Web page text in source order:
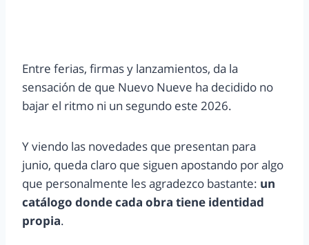
Entre ferias, firmas y lanzamientos, da la
sensación de que Nuevo Nueve ha decidido no
bajar el ritmo ni un segundo este 2026.
Y viendo las novedades que presentan para
junio, queda claro que siguen apostando por algo
que personalmente les agradezco bastante: un
catálogo donde cada obra tiene identidad
propia.